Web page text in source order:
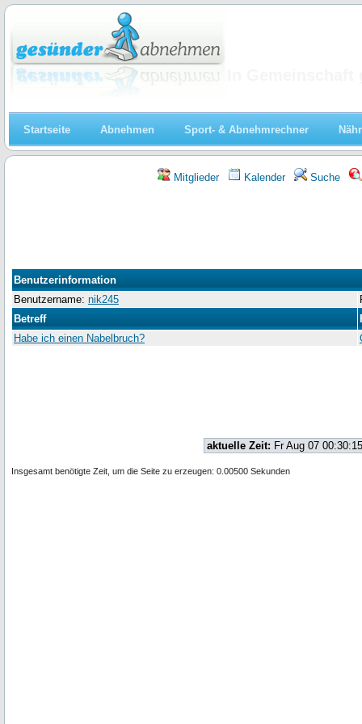
Startseite Abnehmen Sport- & Abnehmrechner
Mitglieder Kalender Suche
Benutzerinformation
Benutzername: nik245
Betreff
Habe ich einen Nabelbruch?
aktuelle Zeit: Fr Aug 07
Insgesamt benötigte Zeit, um die Seite zu erzeugen: 0.00500 Sekunden